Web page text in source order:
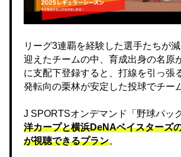
リーグ3連覇を経験した選手たちが
迎えたチームの中、育成出身の名原
に支配下登録すると、打線を引っ張
発転向の栗林が安定した投球でチー
J SPORTSオンデマンド「野球パッ
洋カープと横浜DeNAベイスターズ
が視聴できるプラン。